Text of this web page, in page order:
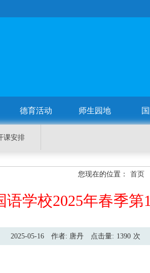
德育活动 师生园地
课安排
您现在的位置： 首页
语学校2025年春季第
2025-05-16 作者: 唐丹 点击量: 1390 次